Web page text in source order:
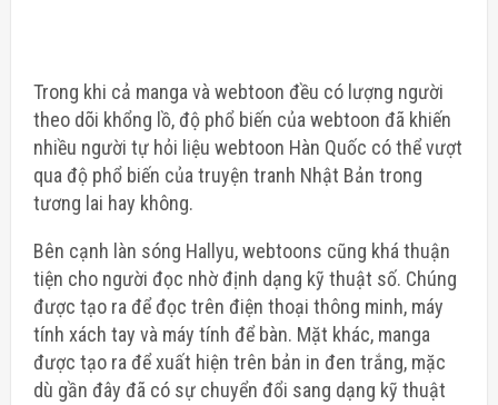
Trong khi cả manga và webtoon đều có lượng người
theo dõi khổng lồ, độ phổ biến của webtoon đã khiến
nhiều người tự hỏi liệu webtoon Hàn Quốc có thể vượt
qua độ phổ biến của truyện tranh Nhật Bản trong
tương lai hay không.
Bên cạnh làn sóng Hallyu, webtoons cũng khá thuận
tiện cho người đọc nhờ định dạng kỹ thuật số. Chúng
được tạo ra để đọc trên điện thoại thông minh, máy
tính xách tay và máy tính để bàn. Mặt khác, manga
được tạo ra để xuất hiện trên bản in đen trắng, mặc
dù gần đây đã có sự chuyển đổi sang dạng kỹ thuật